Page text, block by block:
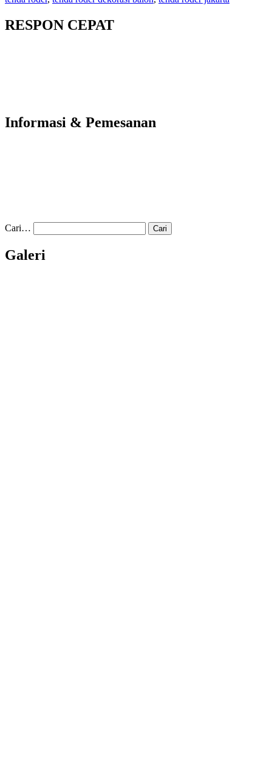
RESPON CEPAT
Informasi & Pemesanan
Cari…
Galeri